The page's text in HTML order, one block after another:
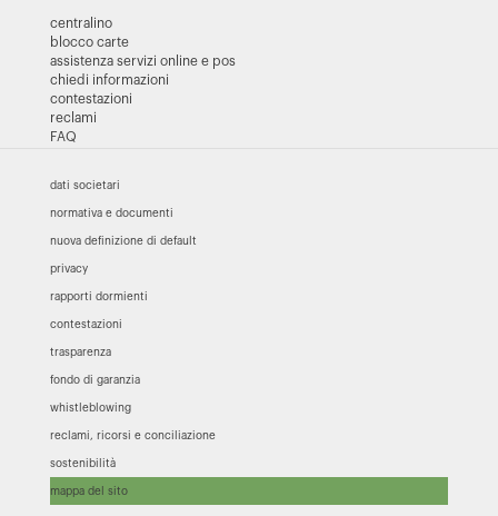
centralino
blocco carte
assistenza servizi online e pos
chiedi informazioni
contestazioni
reclami
FAQ
dati societari
normativa e documenti
nuova definizione di default
privacy
rapporti dormienti
contestazioni
trasparenza
fondo di garanzia
whistleblowing
reclami, ricorsi e conciliazione
sostenibilità
mappa del sito